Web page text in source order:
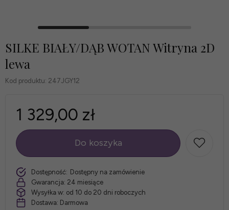
SILKE BIAŁY/DĄB WOTAN Witryna 2D
lewa
Kod produktu: 247JGY12
1 329,00 zł
szt.
Do koszyka
Dostępność: Dostępny na zamówienie
Gwarancja: 24 miesiące
Wysyłka w: od 10 do 20 dni roboczych
Dostawa: Darmowa